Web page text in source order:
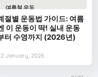
절별 운동법 가이드: 여름
이 운동이 딱! 실내 운동
터 수영까지 (2026년)
January, 2026